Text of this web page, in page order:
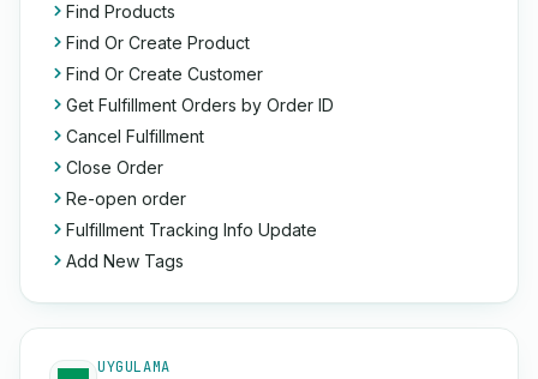
Find Products
Find Or Create Product
Find Or Create Customer
Get Fulfillment Orders by Order ID
Cancel Fulfillment
Close Order
Re-open order
Fulfillment Tracking Info Update
Add New Tags
UYGULAMA